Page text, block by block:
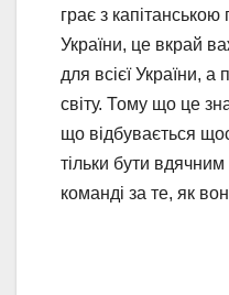
грає з
України, це вкрай
для всієї України, а
світу. Тому що це
що відбувається
тільки бути
команді за те, як